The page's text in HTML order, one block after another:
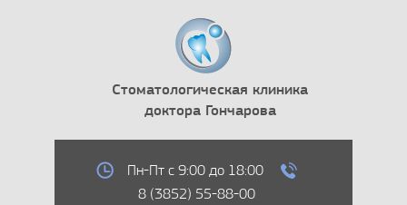
Стоматологическая клиника
доктора Гончарова
Пн-Пт с 9:00 до 18:00
8 (3852) 55-88-00